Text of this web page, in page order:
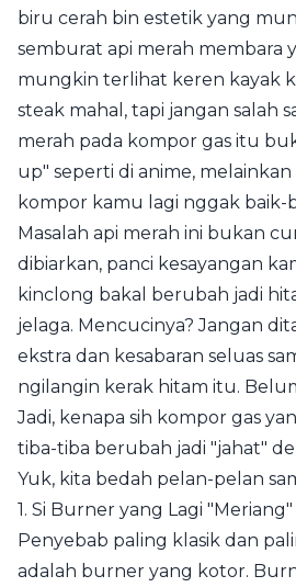
biru cerah bin estetik yang
semburat api merah membara
mungkin terlihat keren kayak
steak mahal, tapi jangan salah
merah pada kompor gas itu
up" seperti di anime,
kompor kamu lagi nggak baik-
Masalah api merah ini bukan
dibiarkan, panci kesayangan
kinclong bakal berubah jadi
jelaga. Mencucinya? Jangan
ekstra dan kesabaran seluas
ngilangin kerak hitam itu.
Jadi, kenapa sih kompor gas
tiba-tiba berubah jadi "jahat"
Yuk, kita bedah pelan-pelan
1. Si Burner yang Lagi
Penyebab paling klasik dan
adalah burner yang kotor.